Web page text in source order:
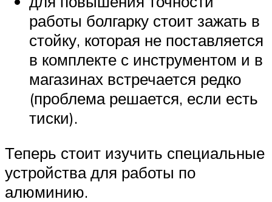
работы болгарку стоит зажать в
стойку, которая не поставляется
в комплекте с инструментом и в
магазинах встречается редко
(проблема решается, если есть
тиски).
Теперь стоит изучить специальные
устройства для работы по
алюминию.